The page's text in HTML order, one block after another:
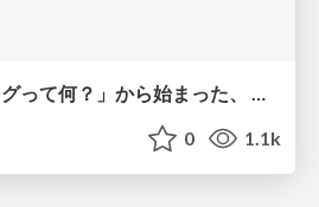
「バイブコーディングって何？」から始まった、 AIとの一年間と、その先のこと
0 1.1k